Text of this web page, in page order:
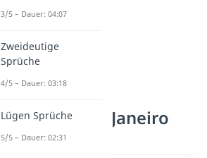
Platz 7: Rio de Janeiro
(Brasilien)
3/5 – Dauer: 04:07
Zweideutige
Sprüche
4/5 – Dauer: 03:18
Lügen Sprüche
5/5 – Dauer: 02:31